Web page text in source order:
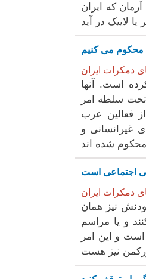
که ایران
لاییک در آید
دمکرات ایران
را اعدام کرده است. آنها
تحت سلطه امر
فعالین عرب
غیرانسانی و
دمکرات ایران
نیز همان
و یا مراسم
و این امر